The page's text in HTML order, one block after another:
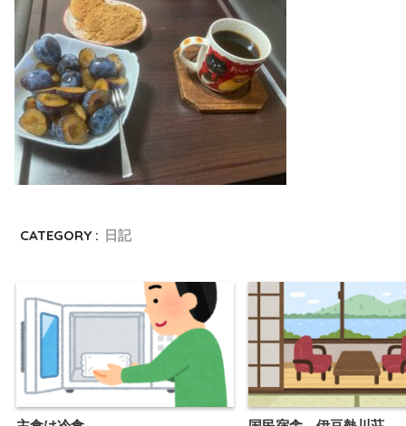
CATEGORY : 日記